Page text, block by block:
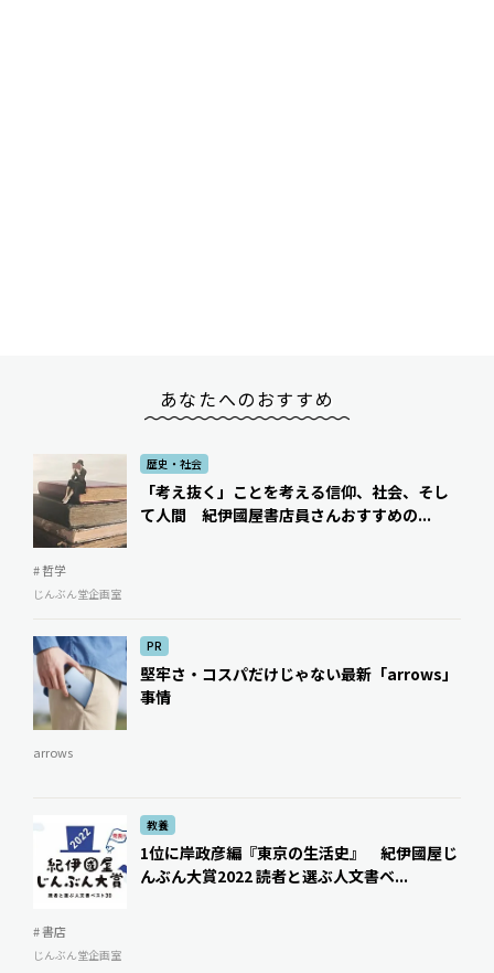
あなたへのおすすめ
歴史・社会
「考え抜く」ことを考える――信仰、社会、そし
て人間 紀伊國屋書店員さんおすすめの...
# 哲学
じんぶん堂企画室
PR
堅牢さ・コスパだけじゃない最新「arrows」
事情
arrows
教養
1位に岸政彦編『東京の生活史』 紀伊國屋じ
んぶん大賞2022 読者と選ぶ人文書ベ...
# 書店
じんぶん堂企画室